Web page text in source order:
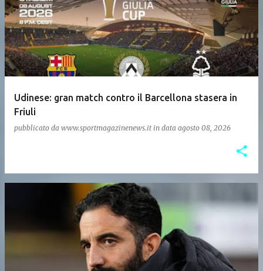
Udinese: gran match contro il Barcellona stasera in
Friuli
pubblicato da www.sportmagazinenews.it in data agosto 08, 2026